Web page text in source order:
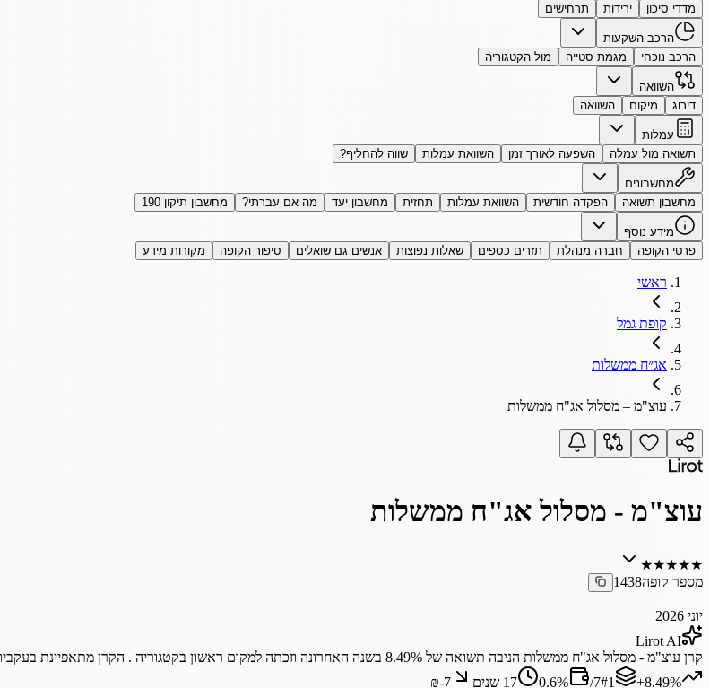
מדדי סיכון
ירידות תרחישים
הרכב השקעות
הרכב נוכחי
מגמת סטייה מול הקטגוריה
השוואה
דירוג
מיקום השוואה
עמלות
תשואה מול עמלה
השפעה לאורך זמן השוואת עמלות שווה להחליף?
מחשבונים
מחשבון תשואה
הפקדה חודשית השוואת עמלות תחזית מחשבון יעד מה אם עברתי? מחשבון תיקון 190
מידע נוסף
פרטי הקופה
חברה מנהלת תזרים כספים שאלות נפוצות אנשים גם שואלים סיפור הקופה מקורות מידע
ראשי
קופת גמל
אג״ח ממשלות
עוצ"מ – מסלול אג"ח ממשלות
עוצ"מ - מסלול אג"ח ממשלות
★
★
★
★
★
מספר קופה1438
יוני 2026
Lirot AI
קרן עוצ"מ - מסלול אג"ח ממשלות הניבה תשואה של 8.49% בשנה האחרונה וזכתה למקום ראשון בקטגוריה . הקרן מתאפיינת
‎+8.49%
#1
/7
0.6% 17 שנים ₪‎-7